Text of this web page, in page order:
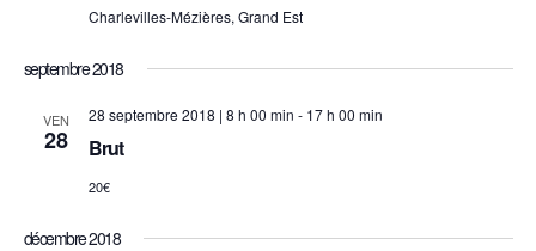
de
Charlevilles-Mézières, Grand Est
septembre 2018
VEN
28
28 septembre 2018 | 8 h 00 min - 17 h 00 min
Brut
20€
décembre 2018